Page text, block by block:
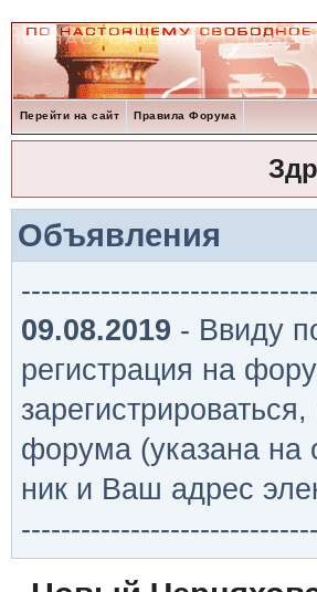
Перейти на сайт Правила Форума
Объявления
09.08.2019 - Ввиду
регистрация на
форума (указана на
ник и Ваш адрес